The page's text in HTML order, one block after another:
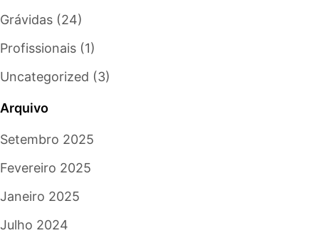
Grávidas (24)
Profissionais (1)
Uncategorized (3)
Arquivo
Setembro 2025
Fevereiro 2025
Janeiro 2025
Julho 2024